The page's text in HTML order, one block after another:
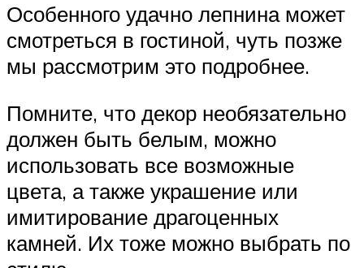
Особенного удачно лепнина может
смотреться в гостиной, чуть позже
мы рассмотрим это подробнее.
Помните, что декор необязательно
должен быть белым, можно
использовать все возможные
цвета, а также украшение или
имитирование драгоценных
камней. Их тоже можно выбрать по